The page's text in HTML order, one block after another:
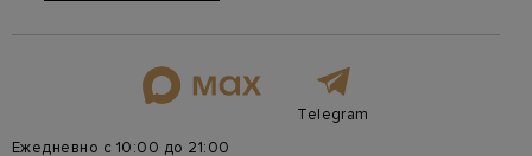
Telegram
Ежедневно с 10:00 до 21:00